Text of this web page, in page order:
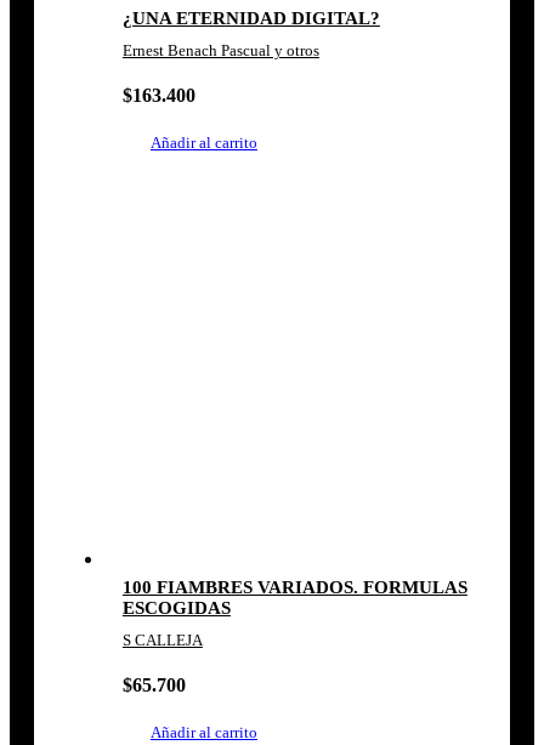
¿UNA ETERNIDAD DIGITAL?
Ernest Benach Pascual y otros
$163.400
Añadir al carrito
100 FIAMBRES VARIADOS. FORMULAS
ESCOGIDAS
S CALLEJA
$65.700
Añadir al carrito